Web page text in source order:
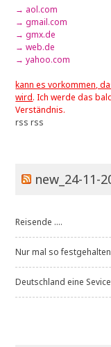
→ aol.com
→ gmail.com
→ gmx.de
→ web.de
→ yahoo.com
kann es vorkommen,
wird. Ich werde das
Verständnis.
rss rss
new_24-11-
Reisende ....
Nur mal so festgehalten
Deutschland eine